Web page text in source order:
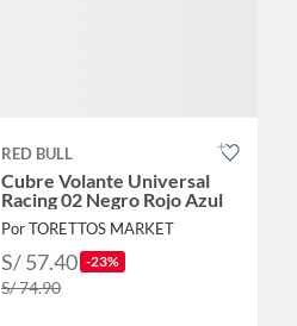
RED BULL
Cubre Volante Universal
Racing 02 Negro Rojo Azul
Por TORETTOS MARKET
S/ 57.40 -23%
S/ 74.90